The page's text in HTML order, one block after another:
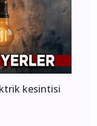
kesintisi